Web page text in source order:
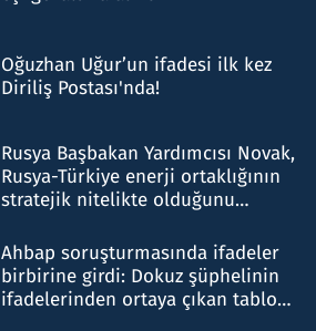
Oğuzhan Uğur’un ifadesi ilk kez
Diriliş Postası'nda!
Rusya Başbakan Yardımcısı Novak,
Rusya-Türkiye enerji ortaklığının
stratejik nitelikte olduğunu
Ahbap soruşturmasında ifadeler
birbirine girdi: Dokuz şüphelinin
ifadelerinden ortaya çıkan tablo